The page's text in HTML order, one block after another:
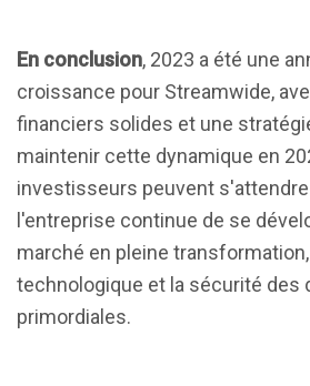
En conclusion, 2023 a été une
croissance pour Streamwide,
financiers solides et une
maintenir cette dynamique en
investisseurs peuvent s'attendre
l'entreprise continue de se
marché en pleine
technologique et la sécurité des
primordiales.